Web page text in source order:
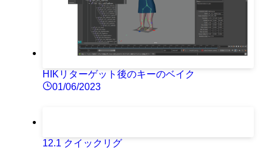
HIKリターゲット後のキーのベイク
01/06/2023
12.1 クイックリグ